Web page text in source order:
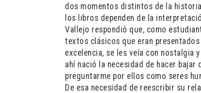
dos momentos distintos de la
los libros dependen de la
Vallejo respondió que, como
textos clásicos que eran
excelencia, se les veía con nostalgia
ahí nació la necesidad de hacer
preguntarme por ellos como seres
De esa necesidad de reescribir su